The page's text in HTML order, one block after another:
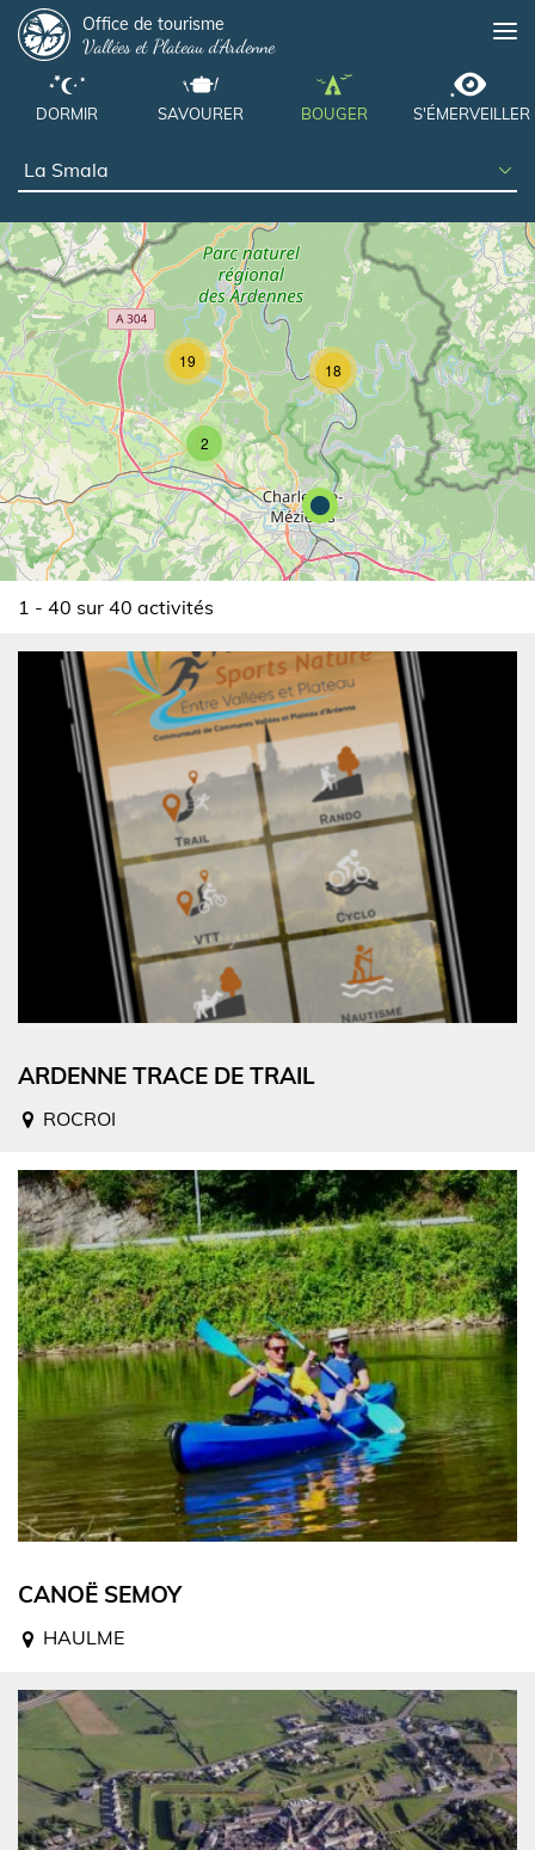
au
contenu
principal
Office de tourisme
Vallées et Plateau d'Ardenne
DORMIR SAVOURER BOUGER S'ÉMERVEILLER
1 - 40 sur 40 activités
ARDENNE TRACE DE TRAIL
ROCROI
CANOË SEMOY
HAULME
2
18
19
Panneau de gestion des cookies